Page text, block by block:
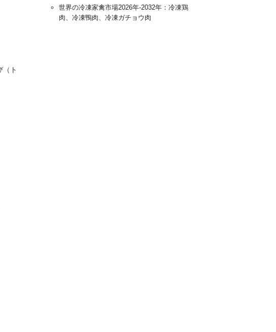
（ト
世界の冷凍家禽市場2026年-2032年：冷凍鶏
肉、冷凍鴨肉、冷凍ガチョウ肉